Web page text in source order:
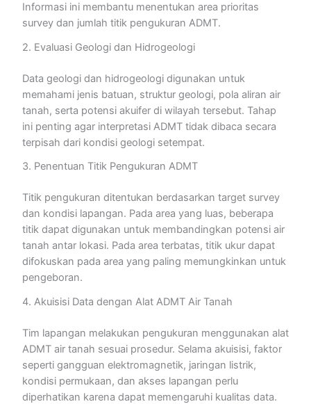
Informasi ini membantu menentukan area prioritas
survey dan jumlah titik pengukuran ADMT.
2. Evaluasi Geologi dan Hidrogeologi
Data geologi dan hidrogeologi digunakan untuk
memahami jenis batuan, struktur geologi, pola aliran air
tanah, serta potensi akuifer di wilayah tersebut. Tahap
ini penting agar interpretasi ADMT tidak dibaca secara
terpisah dari kondisi geologi setempat.
3. Penentuan Titik Pengukuran ADMT
Titik pengukuran ditentukan berdasarkan target survey
dan kondisi lapangan. Pada area yang luas, beberapa
titik dapat digunakan untuk membandingkan potensi air
tanah antar lokasi. Pada area terbatas, titik ukur dapat
difokuskan pada area yang paling memungkinkan untuk
pengeboran.
4. Akuisisi Data dengan Alat ADMT Air Tanah
Tim lapangan melakukan pengukuran menggunakan alat
ADMT air tanah sesuai prosedur. Selama akuisisi, faktor
seperti gangguan elektromagnetik, jaringan listrik,
kondisi permukaan, dan akses lapangan perlu
diperhatikan karena dapat memengaruhi kualitas data.